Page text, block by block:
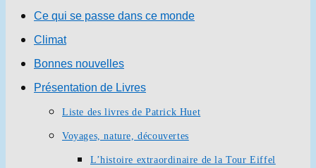
Ce qui se passe dans ce monde
Climat
Bonnes nouvelles
Présentation de Livres
Liste des livres de Patrick Huet
Voyages, nature, découvertes
L’histoire extraordinaire de la Tour Eiffel